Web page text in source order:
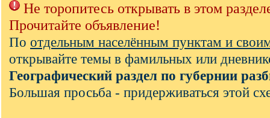
Не торопитесь открывать в этом
Прочитайте объявление!
По отдельным населённым пунктам и
открывайте темы в фамильных или
Географический раздел по губернии
Большая просьба - придерживаться этой